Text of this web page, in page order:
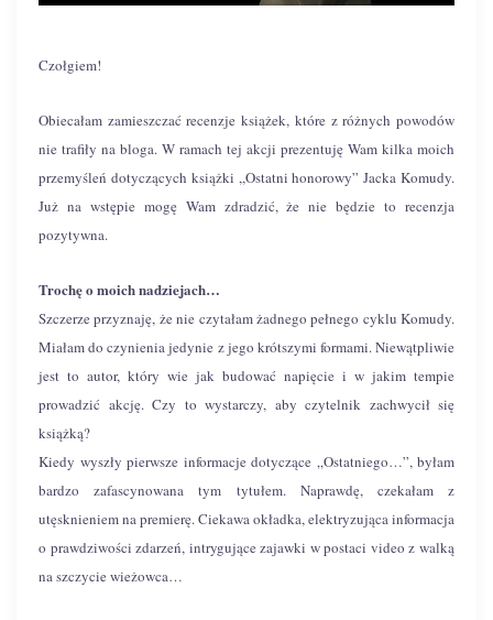
Czołgiem!
Obiecałam zamieszczać recenzje książek, które z różnych powodów
nie trafiły na bloga. W ramach tej akcji prezentuję Wam kilka moich
przemyśleń dotyczących książki ,,Ostatni honorowy” Jacka Komudy.
Już na wstępie mogę Wam zdradzić, że nie będzie to recenzja
pozytywna.
Trochę o moich nadziejach…
Szczerze przyznaję, że nie czytałam żadnego pełnego cyklu Komudy.
Miałam do czynienia jedynie z jego krótszymi formami. Niewątpliwie
jest to autor, który wie jak budować napięcie i w jakim tempie
prowadzić akcję. Czy to wystarczy, aby czytelnik zachwycił się
książką?
Kiedy wyszły pierwsze informacje dotyczące „Ostatniego…”, byłam
bardzo zafascynowana tym tytułem. Naprawdę, czekałam z
utęsknieniem na premierę. Ciekawa okładka, elektryzująca informacja
o prawdziwości zdarzeń, intrygujące zajawki w postaci video z walką
na szczycie wieżowca…